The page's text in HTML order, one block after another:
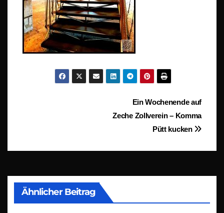
BeitragsnavigationEin Wochenende auf
Zeche Zollverein – Komma
Pütt kucken
Ähnlicher Beitrag